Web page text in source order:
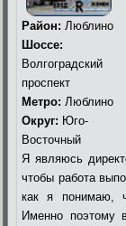
Район: Люблино
Шоссе:
Волгоградский
проспект
Метро: Люблино
Округ: Юго-
Восточный
Я являюсь
чтобы работа
как я понимаю,
Именно поэтому